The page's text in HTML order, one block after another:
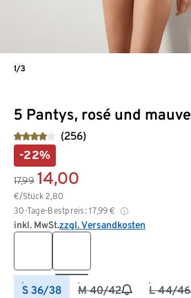
5 Pantys, rosé und mauve
(256)
-22%
17,99 14,00
€/Stück 2,80
30-Tage-Bestpreis: 17,99 €
inkl. MwSt.zzgl. Versandkosten
S 36/38 M 40/42 L 44/46
1/3